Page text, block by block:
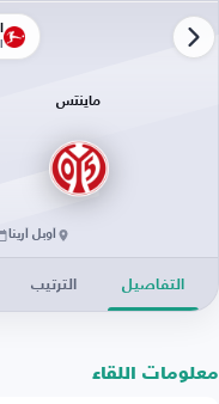
ماينتس
أوبل أرينا
التفاصيل الترتيب
معلومات اللقاء